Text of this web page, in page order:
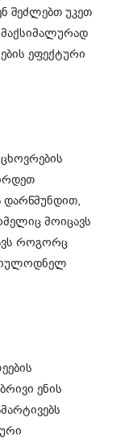
შეძლებთ უკეთ
მაქსიმალურად
ეფექტური
დარწმუნდით,
მოიცავს
როგორც
ენის